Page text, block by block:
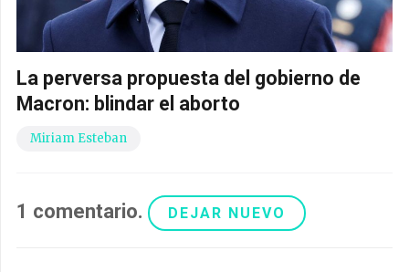
La perversa propuesta del gobierno de
Macron: blindar el aborto
Miriam Esteban
1 comentario. DEJAR NUEVO